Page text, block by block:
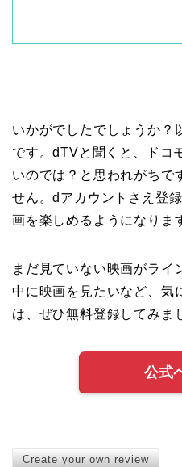
いかがでしたでしょうか？
です。dTVと聞くと、ドコ
いのでは？と思われがちで
せん。dアカウントさえ登
画を楽しめるようになりま
まだ見ていない映画がライ
中に映画を見たいなど、気
は、ぜひ無料登録してみま
公式
Create your own review